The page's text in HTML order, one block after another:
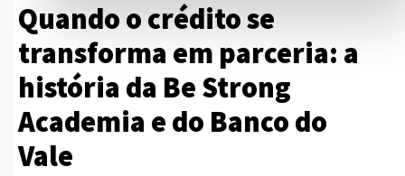
Quando o crédito se
transforma em parceria: a
história da Be Strong
Academia e do Banco do
Vale